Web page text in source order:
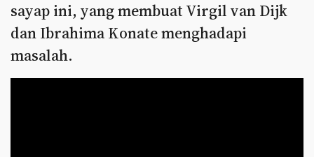
sayap ini, yang membuat Virgil van Dijk
dan Ibrahima Konate menghadapi
masalah.